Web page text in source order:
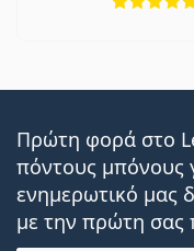
Πρώτη φορά στο
πόντους μπόνους
ενημερωτικό μας
με την πρώτη σας